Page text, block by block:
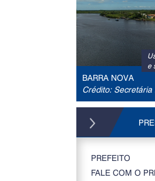
e
BARRA NOVA
Crédito:
PREFEITO
FALE COM O